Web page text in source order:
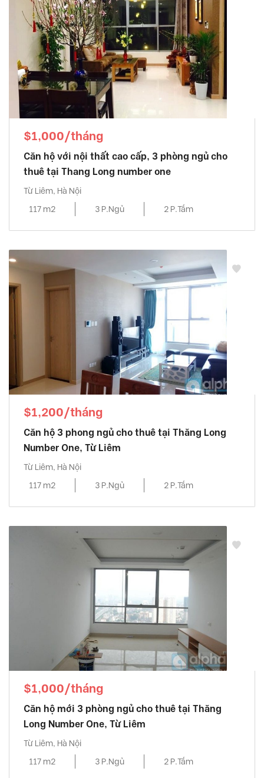
$1,000/tháng
Căn hộ với nội thất cao cấp, 3 phòng ngủ cho
thuê tại Thang Long number one
Từ Liêm, Hà Nội
117 m2
3 P.Ngủ 2 P.Tắm
$1,200/tháng
Căn hộ 3 phong ngủ cho thuê tại Thăng Long
Number One, Từ Liêm
Từ Liêm, Hà Nội
117 m2
3 P.Ngủ 2 P.Tắm
$1,000/tháng
Căn hộ mới 3 phòng ngủ cho thuê tại Thăng
Long Number One, Từ Liêm
Từ Liêm, Hà Nội
117 m2
3 P.Ngủ 2 P.Tắm